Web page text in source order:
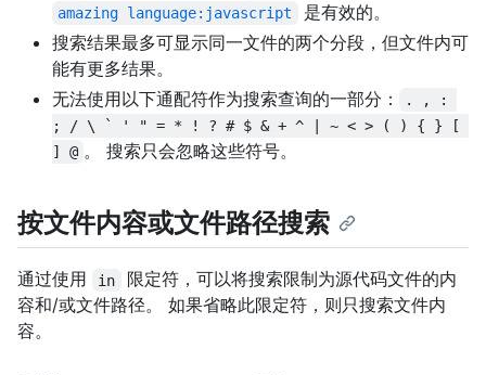
amazing language:javascript
是有效的。
搜索结果最多可显示同一文件的两个分段，但文件内可
能有更多结果。
无法使用以下通配符作为搜索查询的一部分：
. , :
; / \ ` ' " = * ! ? # $ & + ^ | ~ < > ( ) { } [
] @ 。 搜索只会忽略这些符号。
按文件内容或文件路径搜索
通过使用 in
限定符，可以将搜索限制为源代码文件的内
容和/或文件路径。 如果省略此限定符，则只搜索文件内
容。